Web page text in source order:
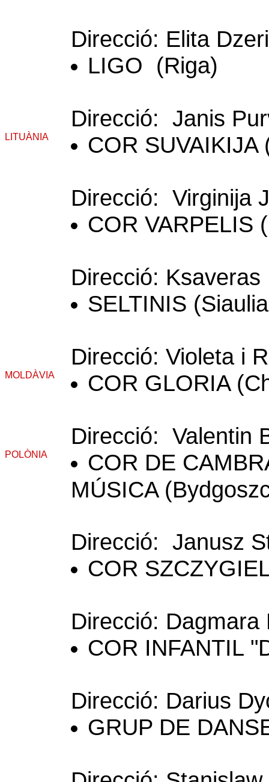
Direcció: Elita
LIGO (Riga)
Direcció: Janis
LITUÀNIA COR SUVAIKIJA
Direcció: Virginija
COR VARPELIS
Direcció: Ksaveras
SELTINIS
Direcció: Violeta i
MOLDÀVIA COR GLORIA
Direcció: Valentin
POLÒNIA COR DE
MÚSICA
Direcció: Janusz
COR
Direcció:
COR INFANTIL
Direcció: Darius
GRUP DE